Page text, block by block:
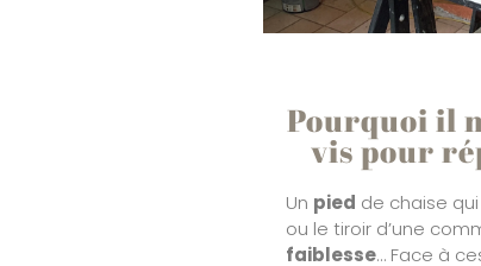
Pourquoi il
vis pour
Un pied de chaise qui
ou le tiroir d’une
faiblesse… Face à